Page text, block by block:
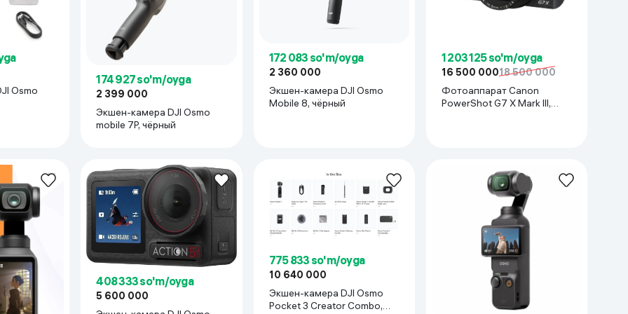
Osmo
174 927 so'm/oyga
2 399 000
Экшен-камера DJI Osmo
mobile 7P, чёрный
172 083 so'm/oyga
2 360 000
Экшен-камера DJI Osmo
Mobile 8, чёрный
1 203 125 so'm/oyga
16 500 00018 500 000
Фотоаппарат Canon
PowerShot G7 X Mark III,
408 333 so'm/oyga
5 600 000
775 833 so'm/oyga
10 640 000
Экшен-камера DJI Osmo
Pocket 3 Creator Combo,